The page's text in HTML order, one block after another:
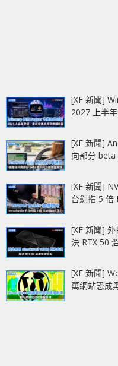
[XF 新聞]
2027 上半
[XF 新聞]
向部分
[XF 新聞]
台劍指 5 倍
[XF 新聞]
決 RTX 50
[XF 新聞]
萬網站恐成